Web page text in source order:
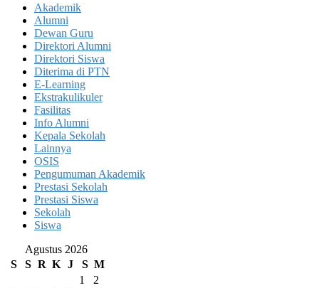
Akademik
Alumni
Dewan Guru
Direktori Alumni
Direktori Siswa
Diterima di PTN
E-Learning
Ekstrakulikuler
Fasilitas
Info Alumni
Kepala Sekolah
Lainnya
OSIS
Pengumuman Akademik
Prestasi Sekolah
Prestasi Siswa
Sekolah
Siswa
Agustus 2026
S
S R K J S M
1
2